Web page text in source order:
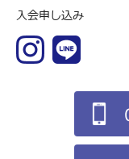
入会申し込み